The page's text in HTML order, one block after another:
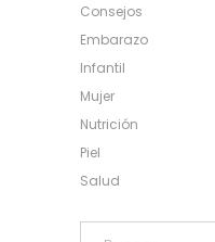
Consejos
Embarazo
Infantil
Mujer
Nutrición
Piel
Salud